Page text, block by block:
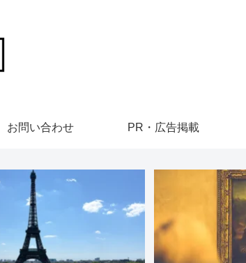
お問い合わせ PR・広告掲載